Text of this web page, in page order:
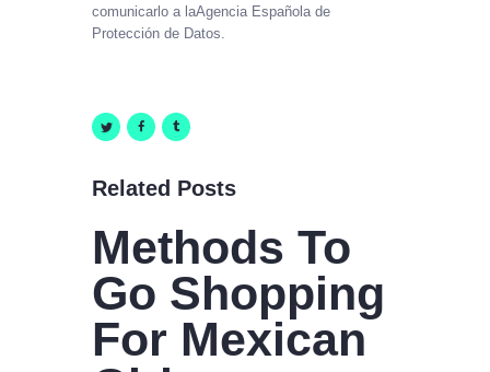
comunicarlo a laAgencia Española de
Protección de Datos.
Related Posts
Methods To
Go Shopping
For Mexican